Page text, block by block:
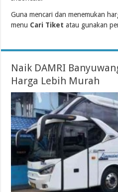
Guna mencari dan menemukan
menu Cari Tiket atau gunakan
Naik DAMRI
Harga Lebih Murah